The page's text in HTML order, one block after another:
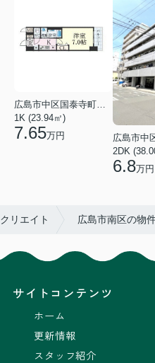
広島市中区国泰寺町２丁目
1K (23.94㎡)
7.65万円
広島市中
2DK
6.8万円
リエイト 広島市南区の物
サイトコンテンツ
ホーム
更新情報
スタッフ紹介